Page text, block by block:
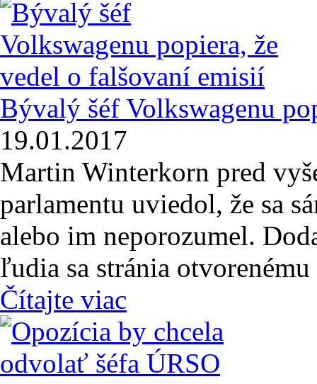
Bývalý šéf Volkswagenu
19.01.2017
Martin Winterkorn pred
parlamentu uviedol, že sa
alebo im neporozumel.
ľudia sa stránia
Čítajte viac